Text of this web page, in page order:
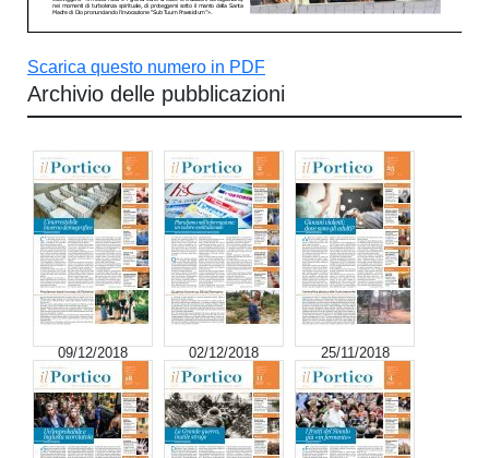
Scarica questo numero in PDF
Archivio delle pubblicazioni
09/12/2018 02/12/2018 25/11/2018